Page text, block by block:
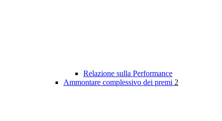
Relazione sulla Performance
Ammontare complessivo dei premi 2